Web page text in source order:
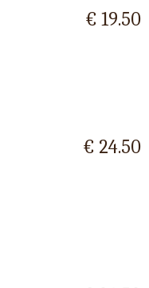
€ 19.50
€ 24.50